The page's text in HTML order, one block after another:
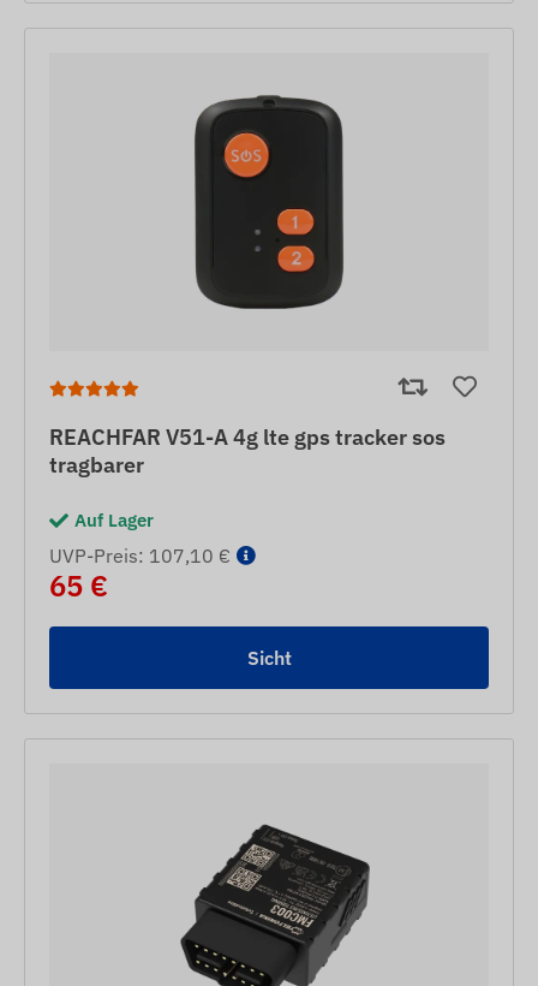
REACHFAR V51-A 4g lte gps tracker sos
tragbarer
Auf Lager
UVP-Preis: 107,10 €
65 €
Sicht